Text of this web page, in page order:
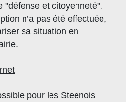
"défense et citoyenneté".
n’a pas été effectuée,
sa situation en
pour les Steenois